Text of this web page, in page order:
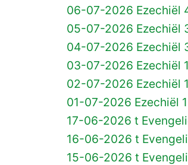
06-07-2026 Ezechiël
05-07-2026 Ezechiël
04-07-2026 Ezechiël
03-07-2026 Ezechiël
02-07-2026 Ezechiël
01-07-2026 Ezechiël
17-06-2026 t
16-06-2026 t
15-06-2026 t